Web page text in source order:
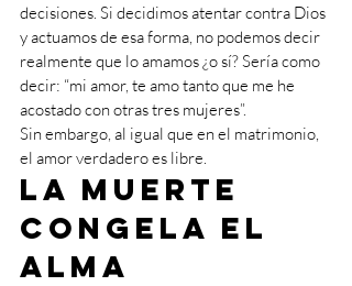
decisiones. Si decidimos atentar contra Dios
y actuamos de esa forma, no podemos decir
realmente que lo amamos ¿o sí? Sería como
decir: “mi amor, te amo tanto que me he
acostado con otras tres mujeres”.
Sin embargo, al igual que en el matrimonio,
el amor verdadero es libre.
La muerte
congela el
alma